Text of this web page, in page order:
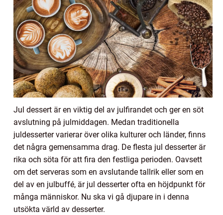
Jul dessert är en viktig del av julfirandet och ger en söt
avslutning på julmiddagen. Medan traditionella
juldesserter varierar över olika kulturer och länder, finns
det några gemensamma drag. De flesta jul desserter är
rika och söta för att fira den festliga perioden. Oavsett
om det serveras som en avslutande tallrik eller som en
del av en julbuffé, är jul desserter ofta en höjdpunkt för
många människor. Nu ska vi gå djupare in i denna
utsökta värld av desserter.